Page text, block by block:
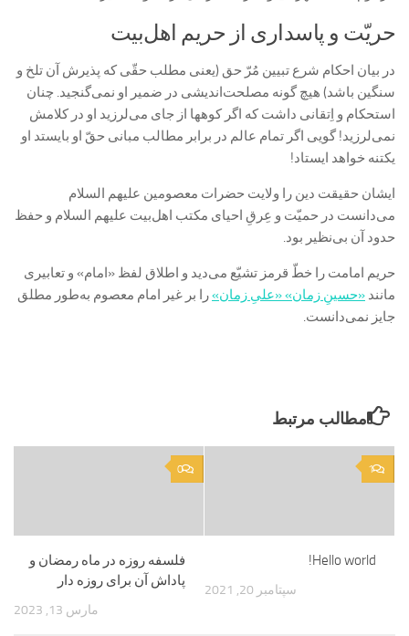
حریّت و پاسداری از حریم اهل‌بیت
در بیان احکام شرع تبیین مُرّ حق (یعنی مطلب حقّی که پذیرش آن تلخ و
سنگین باشد) هیچ گونه مصلحت‌اندیشی در ضمیر او نمی‌گنجید. چنان
استحکام و اِتقانی داشت که اگر کوه‏ها از جاى می‌لرزید او در کلامش
نمی‌لرزید! گویی اگر تمام عالم در برابر مطالب مبانى حقّ او بایستد او
یک‏تنه خواهد ایستاد!
ایشان حقیقت دین را ولایت حضرات معصومین علیهم السلام
می‌دانست در حمیّت و عِرقِ احیای مکتب اهل‌بیت علیهم السلام و حفظ
حدود آن بی‌نظیر بود.
حریم امامت را خطّ قرمز تشیّع می‌دید و اطلاق لفظ «امام» و تعابیری
مانند «حسینِ زمان» «علیِ زمان»را بر غیر امام معصوم به‌طور مطلق
جایز نمی‌دانست.
مطالب مرتبط
0
فلسفه روزه در ماه رمضان و
پاداش آن برای روزه دار
مارس 13, 2023
1
Hello world!
سپتامبر 20, 2021